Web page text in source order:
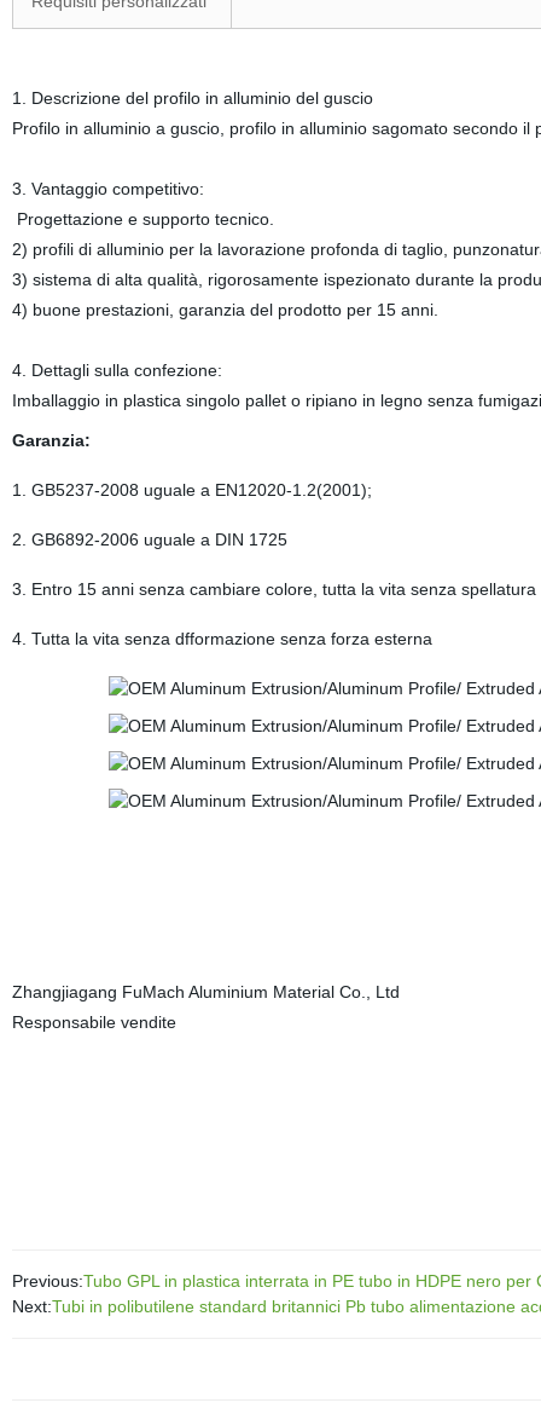
1. Descrizione del profilo in alluminio del guscio
Profilo in alluminio a guscio, profilo in alluminio sagomato secondo
3. Vantaggio competitivo:
Progettazione e supporto tecnico.
2) profili di alluminio per la lavorazione profonda di taglio,
3) sistema di alta qualità, rigorosamente ispezionato durante la
4) buone prestazioni, garanzia del prodotto per 15 anni.
4. Dettagli sulla confezione:
Imballaggio in plastica singolo pallet o ripiano in legno senza
Garanzia:
1. GB5237-2008 uguale a EN12020-1.2(2001);
2. GB6892-2006 uguale a DIN 1725
3. Entro 15 anni senza cambiare colore, tutta la vita senza
4. Tutta la vita senza dfformazione senza forza esterna
Zhangjiagang FuMach Aluminium Material Co., Ltd
Responsabile vendite
Previous:Tubo GPL in plastica interrata in PE tubo in HDPE nero
Next:Tubi in polibutilene standard britannici Pb tubo alimentazione